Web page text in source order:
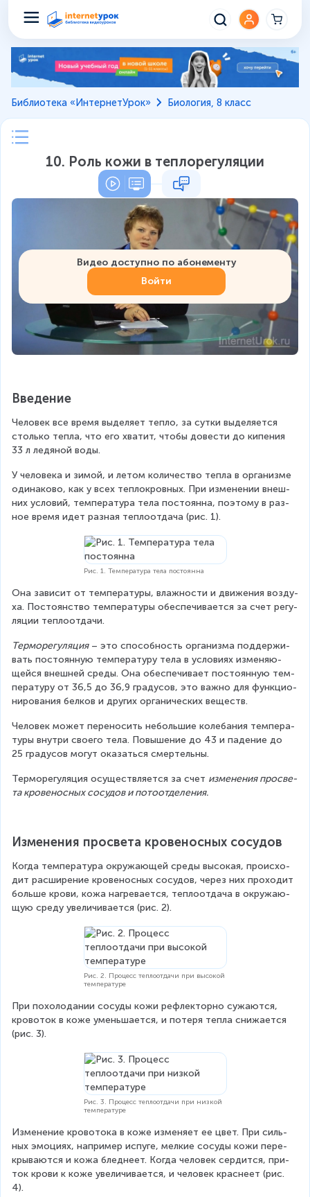
Библиотека «ИнтернетУрок» Биология, 8 класс
10. Роль кожи в теплорегуляции
Видео доступно по абонементу
Войти
Введение
Че­ло­век все время вы­де­ля­ет тепло, за сутки выделяется
столь­ко тепла, что его хва­тит, чтобы до­ве­сти до ки­пе­ния
33 л ле­дя­ной воды.
У че­ло­ве­ка и зимой, и летом ко­ли­че­ство тепла в ор­га­низ­ме
оди­на­ко­во, как у всех теп­ло­кров­ных. При изменении внеш­
них усло­вий, тем­пе­ра­ту­ра тела постоянна, поэтому в раз­
ное время идет раз­ная теп­ло­от­да­ча (рис. 1).
Рис. 1. Температура тела постоянна
Она за­ви­сит от тем­пе­ра­ту­ры, влаж­но­сти и дви­же­ния воз­ду­
ха. По­сто­ян­ство тем­пе­ра­ту­ры обес­пе­чи­ва­ет­ся за счет ре­гу­
ля­ции теп­ло­от­да­чи.
Тер­мо­ре­гу­ля­ция – это спо­соб­ность ор­га­низ­ма под­дер­жи­
вать по­сто­ян­ную тем­пе­ра­ту­ру тела в усло­ви­ях из­ме­ня­ю­
щей­ся внеш­ней среды. Она обес­пе­чи­ва­ет по­сто­ян­ную тем­
пе­ра­ту­ру от 36,5 до 36,9 гра­ду­сов, это важно для функ­ци­о­
ни­ро­ва­ния бел­ков и дру­гих ор­га­ни­че­ских ве­ществ.
Че­ло­век может пе­ре­но­сить небольшие ко­ле­ба­ния тем­пе­ра­
ту­ры внут­ри сво­е­го тела. По­вы­ше­ние до 43 и па­де­ние до
25 гра­ду­сов могут оказаться смер­тель­ны.
Тер­мо­ре­гу­ля­ция осу­ществ­ля­ет­ся за счет из­ме­не­ния про­све­
та кро­ве­нос­ных со­су­дов и по­то­от­де­ле­ния.
Из­ме­не­ния про­све­та кро­ве­нос­ных со­су­дов
Когда температура окружающей среды высокая, про­ис­хо­
дит рас­ши­ре­ние кро­ве­нос­ных со­су­дов, через них про­хо­дит
боль­ше крови, кожа на­гре­ва­ет­ся, теп­ло­от­да­ча в окру­жа­ю­
щую среду уве­ли­чи­ва­ет­ся (рис. 2).
Рис. 2. Процесс теплоотдачи при высокой
температуре
При по­хо­ло­да­нии со­су­ды кожи ре­флек­тор­но сужа­ют­ся,
кро­во­ток в коже умень­ша­ет­ся, и по­те­ря тепла сни­жа­ет­ся
(рис. 3).
Рис. 3. Процесс теплоотдачи при низкой
температуре
Из­ме­не­ние кро­во­то­ка в коже изменяет ее цвет. При силь­
ных эмо­ци­ях, например испуге, мел­кие со­су­ды кожи пе­ре­
кры­ва­ют­ся и кожа блед­не­ет. Когда че­ло­век сер­дит­ся, при­
ток крови к коже уве­ли­чи­ва­ет­ся, и че­ло­век крас­не­ет (рис.
4).